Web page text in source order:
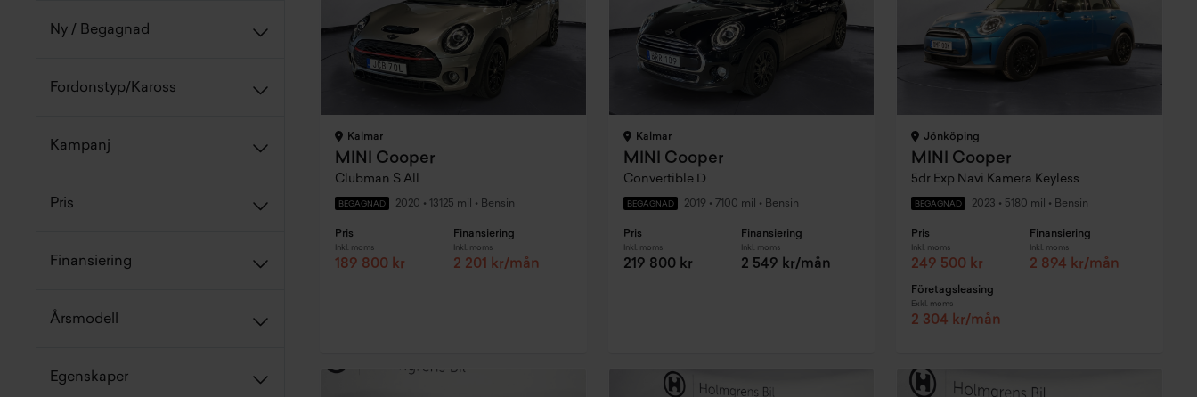
Ny / Begagnad
Fordonstyp/Kaross
Kampanj
Pris
Finansiering
Årsmodell
Egenskaper
Kalmar
MINI Cooper
Clubman S All
BEGAGNAD 2020 • 13125 mil • Bensin
Pris
Inkl. moms
189 800 kr
Finansiering
Inkl. moms
2 201 kr/mån
Kalmar
MINI Cooper
Convertible D
BEGAGNAD 2019 • 7100 mil • Bensin
Pris
Inkl. moms
219 800 kr
Finansiering
Inkl. moms
2 549 kr/mån
Jönköping
MINI Cooper
5dr Exp Navi Kamera Keyless
BEGAGNAD 2023 • 5180 mil • Bensin
Pris
Inkl. moms
249 500 kr
Finansiering
Inkl. moms
2 894 kr/mån
Företagsleasing
Exkl. moms
2 304 kr/mån